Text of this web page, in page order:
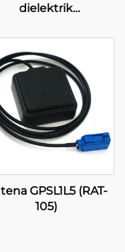
dielektrik
GPSL1L5 (RAT-
105)